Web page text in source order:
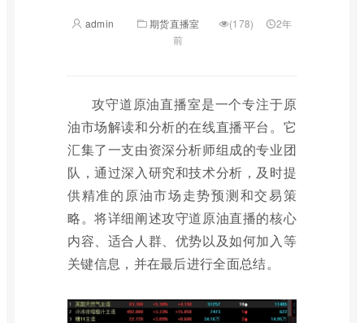
admin 期货直播室 (178)
2年
前
攻守道原油直播室是一个专注于原
油市场解读和分析的在线直播平台。它
汇集了一支由资深分析师组成的专业团
队，通过深入研究和技术分析，及时提
供精准的原油市场走势预测和交易策
略。将详细阐述攻守道原油直播的核心
内容、适合人群、优势以及如何加入等
关键信息，并在最后进行全面总结。